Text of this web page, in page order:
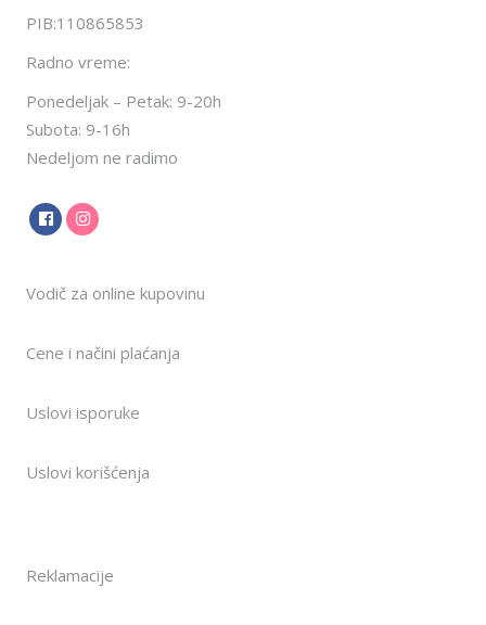
PIB:110865853
Radno vreme:
Ponedeljak – Petak: 9-20h
Subota: 9-16h
Nedeljom ne radimo
Vodič za online kupovinu
Cene i načini plaćanja
Uslovi isporuke
Uslovi korišćenja
Reklamacije